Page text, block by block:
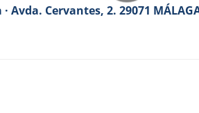
Avda. Cervantes, 2. 29071